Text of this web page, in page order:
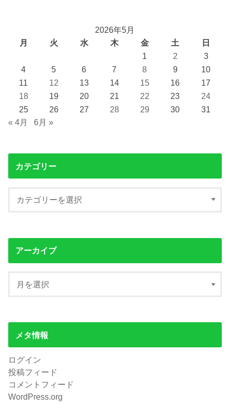
2026年5月
月
火 水 木 金 土
日
1
2
3
4
5 6 7 8 9
10
11
12 13 14 15 16
17
18
19 20 21 22 23
24
25
26 27 28 29 30
31
« 4月
6月 »
カテゴリー
アーカイブ
メタ情報
ログイン
投稿フィード
コメントフィード
WordPress.org